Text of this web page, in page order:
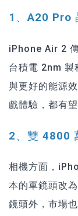
1、A20 Pro
iPhone Air 2
台積電 2nm 製
與更好的能源
戲體驗，都有
2、雙 4800
相機方面，
本的單鏡頭改
鏡頭外，市場